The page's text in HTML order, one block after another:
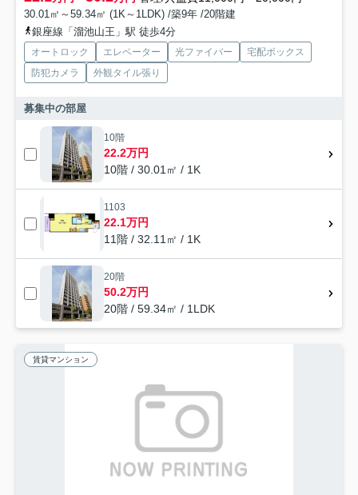
30.01㎡～59.34㎡ (1K～1LDK) /築9年 /20階建
銀座線「溜池山王」駅 徒歩4分
オートロック エレベーター 光ファイバー
宅配ボックス
防犯カメラ
外観タイル張り
募集中の部屋
10階
22.2万円
10階 / 30.01㎡ / 1K
1103
22.1万円
11階 / 32.11㎡ / 1K
20階
50.2万円
20階 / 59.34㎡ / 1LDK
賃貸マンション